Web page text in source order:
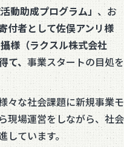
動助成プログラム」 、お
付者として佐俣アンリ様
様（ラクスル株式会社
、 事業スタートの目処を
々な社会課題に新規事業モ
現場運営をしながら、社会
しています。